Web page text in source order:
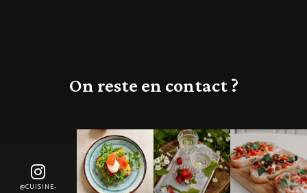
On reste en contact ?
@CUISINE-